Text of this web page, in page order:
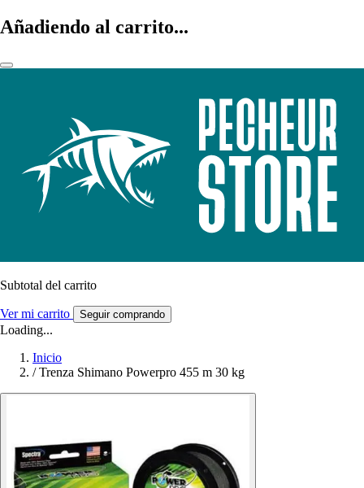
Añadiendo al carrito...
Subtotal del carrito
Ver mi carrito Seguir comprando
Loading...
Inicio
/ Trenza Shimano Powerpro 455 m 30 kg